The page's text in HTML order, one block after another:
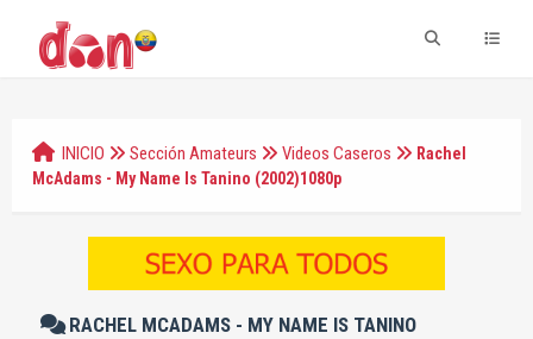
INICIO Sección Amateurs Videos Caseros
Rachel
McAdams - My Name Is Tanino (2002)1080p
RACHEL MCADAMS - MY NAME IS TANINO